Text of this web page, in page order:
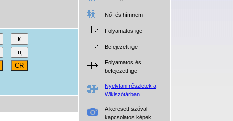
Nő- és hímnem
Folyamatos ige
Befejezett ige
Folyamatos és
befejezett ige
Nyelvtani részletek a
Wikiszótárban
A keresett szóval
kapcsolatos képek